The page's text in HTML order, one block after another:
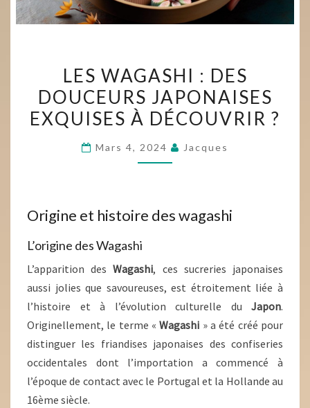
WAGASHI
:
DES
JAPONAISES
DÉCOUVRIR
LES WAGASHI : DES
DOUCEURS JAPONAISES
EXQUISES À DÉCOUVRIR ?
Mars 4, 2024 Jacques
Origine et histoire des wagashi
L’origine des Wagashi
L’apparition desWagashi, ces sucreries japonaises
aussi jolies que savoureuses, est étroitement liée à
l’histoire et à l’évolution culturelle du Japon.
Originellement, le terme «Wagashi » a été créé pour
distinguer les friandises japonaises des confiseries
occidentales dont l’importation a commencé à
l’époque de contact avec le Portugal et la Hollande au
16ème siècle.